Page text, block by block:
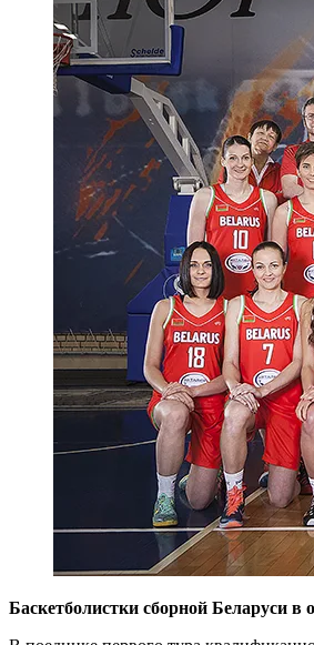
Баскетболистки сборной Беларуси